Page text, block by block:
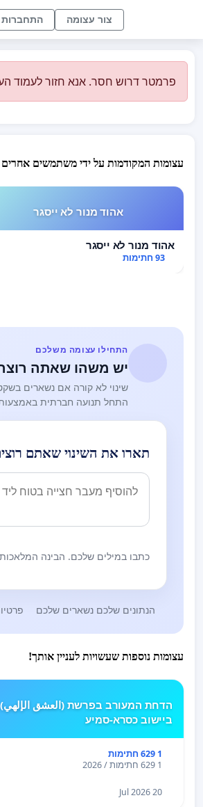
התחברות צור עצומה
פרמטר דרוש חסר. אנא חזור לעמוד
עצומות המקודמות על ידי משתמשים אחרים
אהוד מנור לא ייסגר
אהוד מנור לא ייסגר
93 חתימות
התחילו עצומה משלכם
יש משהו שאתה
שינוי לא קורה אם נשארים
התחל תנועה חברתית
תארו את השינוי שאתם
כתבו במילים שלכם. הבינה
הנתונים שלכם נשארים שלכם
עצומות נוספות שעשויות לעניין אותך!
הדחת המעורב בפרשת (العشق الإلهي)
ביישוב כסרא-סמיע
1 629 חתימות
1 629 חתימות / 2026
20 Jul 2026